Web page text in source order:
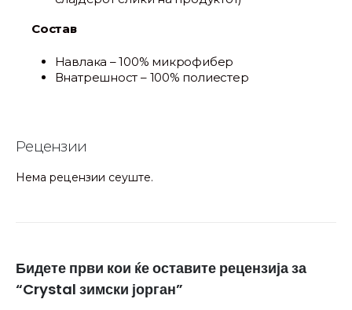
Состав
Навлака – 100% микрофибер
Внатрешност – 100% полиестер
Рецензии
Нема рецензии сеуште.
Бидете први кои ќе оставите рецензија за
“Crystal зимски јорган”